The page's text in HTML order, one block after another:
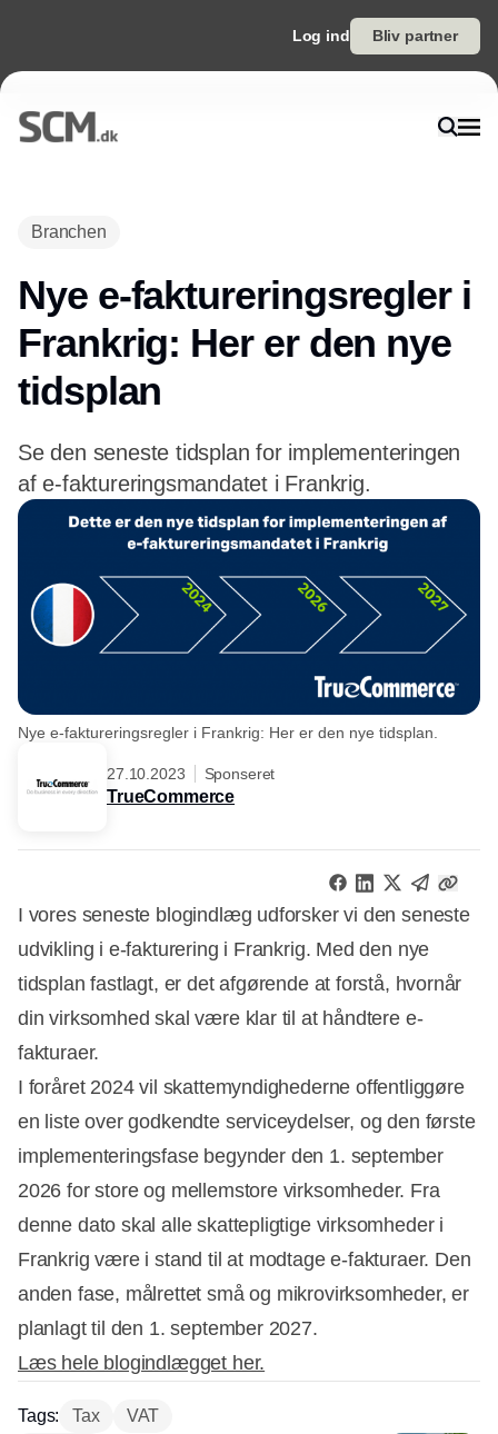
Log ind Bliv partner
Branchen
Nye e-faktureringsregler i
Frankrig: Her er den nye
tidsplan
Se den seneste tidsplan for implementeringen
af e-faktureringsmandatet i Frankrig.
Nye e-faktureringsregler i Frankrig: Her er den nye tidsplan.
27.10.2023 Sponseret
TrueCommerce
I vores seneste blogindlæg udforsker vi den seneste
udvikling i e-fakturering i Frankrig. Med den nye
tidsplan fastlagt, er det afgørende at forstå, hvornår
din virksomhed skal være klar til at håndtere e-
fakturaer.
I foråret 2024 vil skattemyndighederne offentliggøre
en liste over godkendte serviceydelser, og den første
implementeringsfase begynder den 1. september
2026 for store og mellemstore virksomheder. Fra
denne dato skal alle skattepligtige virksomheder i
Frankrig være i stand til at modtage e-fakturaer. Den
anden fase, målrettet små og mikrovirksomheder, er
planlagt til den 1. september 2027.
Læs hele blogindlægget her.
Tags: Tax VAT